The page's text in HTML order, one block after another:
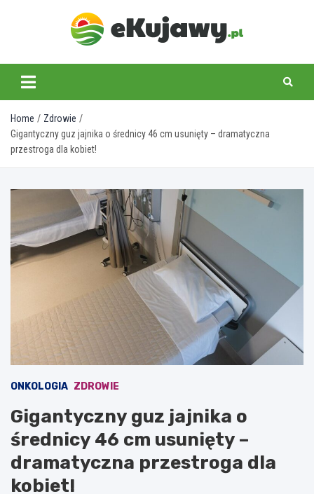
ekujawy.pl
Home
Zdrowie
Gigantyczny guz jajnika o średnicy 46 cm usunięty – dramatyczna
przestroga dla kobiet!
ONKOLOGIA ZDROWIE
Gigantyczny guz jajnika o
średnicy 46 cm usunięty –
dramatyczna przestroga dla
kobiet!